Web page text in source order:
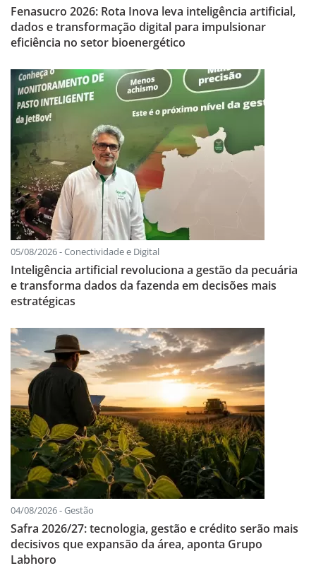
Fenasucro 2026: Rota Inova leva inteligência artificial,
dados e transformação digital para impulsionar
eficiência no setor bioenergético
05/08/2026 - Conectividade e Digital
Inteligência artificial revoluciona a gestão da pecuária
e transforma dados da fazenda em decisões mais
estratégicas
04/08/2026 - Gestão
Safra 2026/27: tecnologia, gestão e crédito serão mais
decisivos que expansão da área, aponta Grupo
Labhoro